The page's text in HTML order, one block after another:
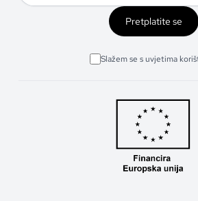
Pretplatite se
Slažem se s uvjetima